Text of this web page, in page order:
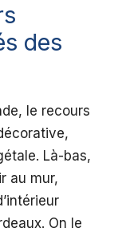
des
le recours
Là-bas,
au mur,
On le